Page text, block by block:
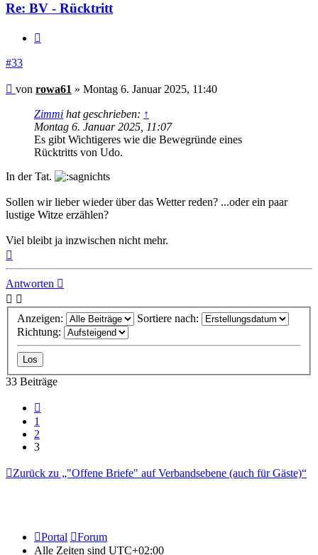
Re: BV - Rücktritt
#33
Beitrag
von rowa61 » Montag 6. Januar 2025, 11:40
Zimmi hat geschrieben: ↑
Montag 6. Januar 2025, 11:07
Es gibt Wichtigeres wie die Bewegründe eines
Rücktritts von Udo.
In der Tat.
Sollen wir lieber wieder über das Wetter reden? ...oder ein paar
lustige Witze erzählen?
Viel bleibt ja inzwischen nicht mehr.
Antworten
Anzeigen:
Sortiere nach:
Richtung:
33 Beiträge
1
2
3
Zurück zu „"Offene Briefe" auf Verbandsebene (auch für Gäste)“
Portal
Forum
Alle Zeiten sind UTC+02:00